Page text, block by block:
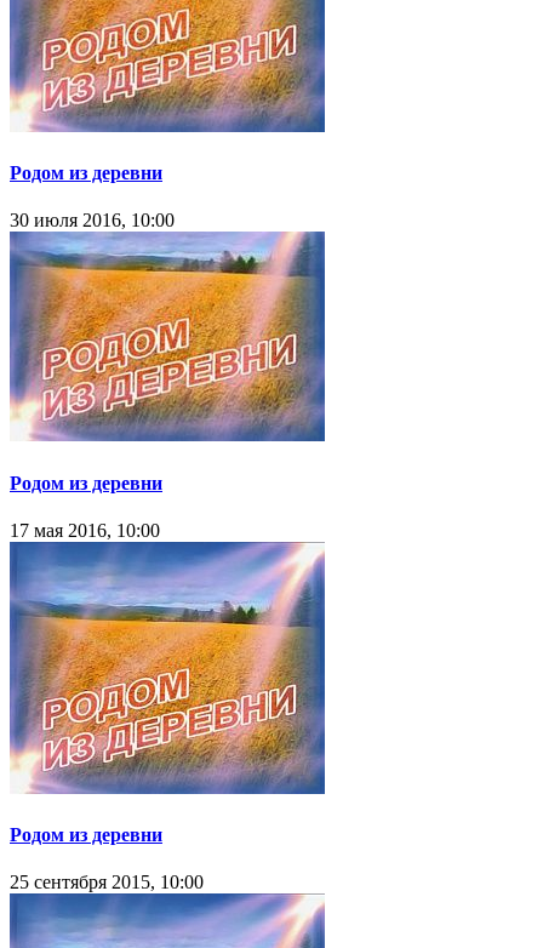
Родом из деревни
30 июля 2016, 10:00
Родом из деревни
17 мая 2016, 10:00
Родом из деревни
25 сентября 2015, 10:00